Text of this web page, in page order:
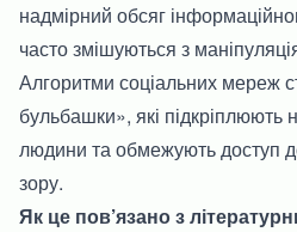
надмірний обсяг
часто змішуються з
Алгоритми соціальних мереж
бульбашки», які підкріплюють
людини та обмежують доступ
зору.
Як це пов’язано з